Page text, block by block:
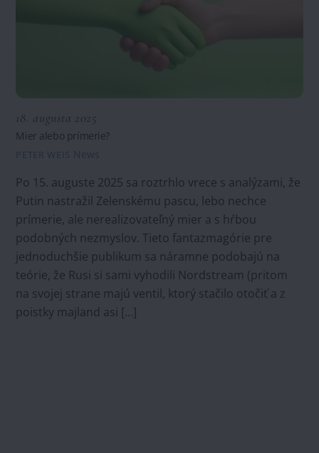
18. augusta 2025
Mier alebo prímerie?
PETER WEIS News
Po 15. auguste 2025 sa roztrhlo vrece s analýzami, že
Putin nastražil Zelenskému pascu, lebo nechce
prímerie, ale nerealizovateľný mier a s hŕbou
podobných nezmyslov. Tieto fantazmagórie pre
jednoduchšie publikum sa náramne podobajú na
teórie, že Rusi si sami vyhodili Nordstream (pritom
na svojej strane majú ventil, ktorý stačilo otočiť a z
poistky majland asi […]